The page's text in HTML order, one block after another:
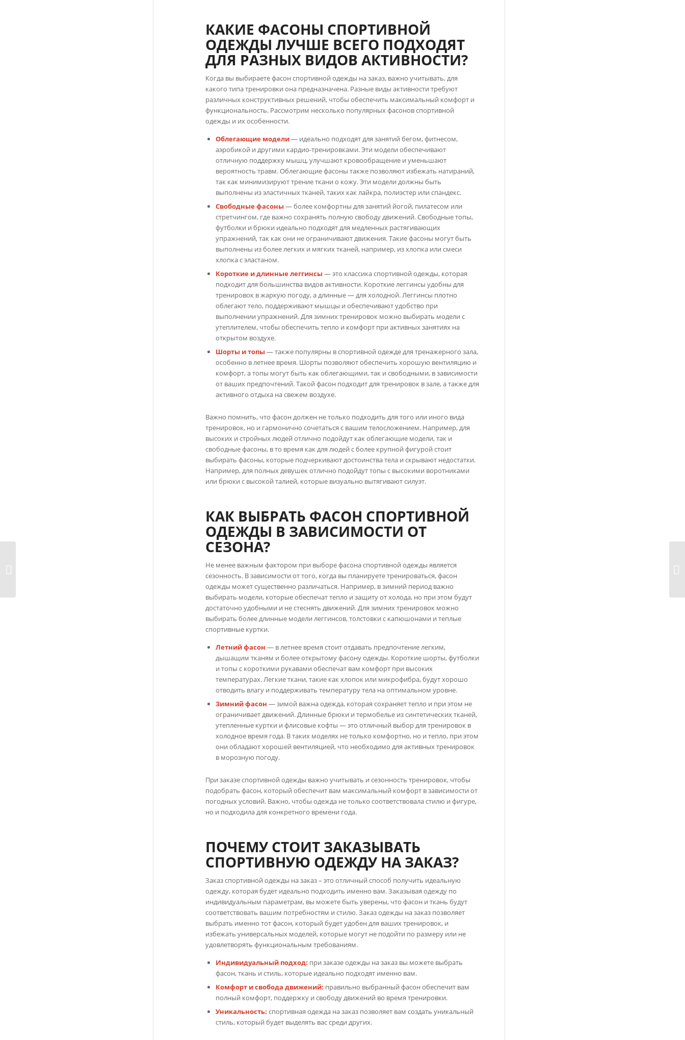
КАКИЕ ФАСОНЫ СПОРТИВНОЙ
ОДЕЖДЫ ЛУЧШЕ ВСЕГО ПОДХОДЯТ
ДЛЯ РАЗНЫХ ВИДОВ АКТИВНОСТИ?
Когда вы выбираете фасон спортивной одежды на заказ, важно учитывать, для
какого типа тренировки она предназначена. Разные виды активности требуют
различных конструктивных решений, чтобы обеспечить максимальный комфорт и
функциональность. Рассмотрим несколько популярных фасонов спортивной
одежды и их особенности.
Облегающие модели— идеально подходят для занятий бегом, фитнесом,
аэробикой и другими кардио-тренировками. Эти модели обеспечивают
отличную поддержку мышц, улучшают кровообращение и уменьшают
вероятность травм. Облегающие фасоны также позволяют избежать натираний,
так как минимизируют трение ткани о кожу. Эти модели должны быть
выполнены из эластичных тканей, таких как лайкра, полиэстер или спандекс.
Свободные фасоны — более комфортны для занятий йогой, пилатесом или
стретчингом, где важно сохранять полную свободу движений. Свободные топы,
футболки и брюки идеально подходят для медленных растягивающих
упражнений, так как они не ограничивают движения. Такие фасоны могут быть
выполнены из более легких и мягких тканей, например, из хлопка или смеси
хлопка с эластаном.
Короткие и длинные леггинсы — это классика спортивной одежды, которая
подходит для большинства видов активности. Короткие леггинсы удобны для
тренировок в жаркую погоду, а длинные — для холодной. Леггинсы плотно
облегают тело, поддерживают мышцы и обеспечивают удобство при
выполнении упражнений. Для зимних тренировок можно выбирать модели с
утеплителем, чтобы обеспечить тепло и комфорт при активных занятиях на
открытом воздухе.
Шорты и топы — также популярны в спортивной одежде для тренажерного зала,
особенно в летнее время. Шорты позволяют обеспечить хорошую вентиляцию и
комфорт, а топы могут быть как облегающими, так и свободными, в зависимости
от ваших предпочтений. Такой фасон подходит для тренировок в зале, а также для
активного отдыха на свежем воздухе.
Важно помнить, что фасон должен не только подходить для того или иного вида
тренировок, но и гармонично сочетаться с вашим телосложением. Например, для
высоких и стройных людей отлично подойдут как облегающие модели, так и
свободные фасоны, в то время как для людей с более крупной фигурой стоит
выбирать фасоны, которые подчеркивают достоинства тела и скрывают недостатки.
Например, для полных девушек отлично подойдут топы с высокими воротниками
или брюки с высокой талией, которые визуально вытягивают силуэт.
КАК ВЫБРАТЬ ФАСОН СПОРТИВНОЙ
ОДЕЖДЫ В ЗАВИСИМОСТИ ОТ
СЕЗОНА?
Не менее важным фактором при выборе фасона спортивной одежды является
сезонность. В зависимости от того, когда вы планируете тренироваться, фасон
одежды может существенно различаться. Например, в зимний период важно
выбирать модели, которые обеспечат тепло и защиту от холода, но при этом будут
достаточно удобными и не стеснять движений. Для зимних тренировок можно
выбирать более длинные модели леггинсов, толстовки с капюшонами и теплые
спортивные куртки.
Летний фасон — в летнее время стоит отдавать предпочтение легким,
дышащим тканям и более открытому фасону одежды. Короткие шорты, футболки
и топы с короткими рукавами обеспечат вам комфорт при высоких
температурах. Легкие ткани, такие как хлопок или микрофибра, будут хорошо
отводить влагу и поддерживать температуру тела на оптимальном уровне.
Зимний фасон — зимой важна одежда, которая сохраняет тепло и при этом не
ограничивает движений. Длинные брюки и термобелье из синтетических тканей,
утепленные куртки и флисовые кофты — это отличный выбор для тренировок в
холодное время года. В таких моделях не только комфортно, но и тепло, при этом
они обладают хорошей вентиляцией, что необходимо для активных тренировок
в морозную погоду.
При заказе спортивной одежды важно учитывать и сезонность тренировок, чтобы
подобрать фасон, который обеспечит вам максимальный комфорт в зависимости от
погодных условий. Важно, чтобы одежда не только соответствовала стилю и фигуре,
но и подходила для конкретного времени года.
ПОЧЕМУ СТОИТ ЗАКАЗЫВАТЬ
СПОРТИВНУЮ ОДЕЖДУ НА ЗАКАЗ?
Заказ спортивной одежды на заказ – это отличный способ получить идеальную
одежду, которая будет идеально подходить именно вам. Заказывая одежду по
индивидуальным параметрам, вы можете быть уверены, что фасон и ткань будут
соответствовать вашим потребностям и стилю. Заказ одежды на заказ позволяет
выбрать именно тот фасон, который будет удобен для ваших тренировок, и
избежать универсальных моделей, которые могут не подойти по размеру или не
удовлетворять функциональным требованиям.
Индивидуальный подход: при заказе одежды на заказ вы можете выбрать
фасон, ткань и стиль, которые идеально подходят именно вам.
Комфорт и свобода движений: правильно выбранный фасон обеспечит вам
полный комфорт, поддержку и свободу движений во время тренировки.
Уникальность: спортивная одежда на заказ позволяет вам создать уникальный
стиль, который будет выделять вас среди других.